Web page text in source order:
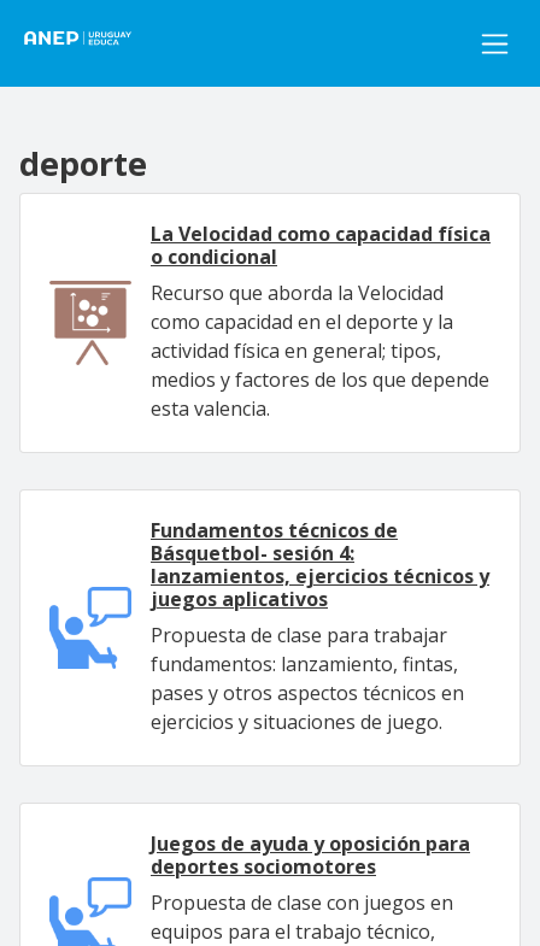
deporte
La Velocidad como capacidad física
o condicional
Recurso que aborda la Velocidad
como capacidad en el deporte y la
actividad física en general; tipos,
medios y factores de los que depende
esta valencia.
Fundamentos técnicos de
Básquetbol- sesión 4:
lanzamientos, ejercicios técnicos y
juegos aplicativos
Propuesta de clase para trabajar
fundamentos: lanzamiento, fintas,
pases y otros aspectos técnicos en
ejercicios y situaciones de juego.
Juegos de ayuda y oposición para
deportes sociomotores
Propuesta de clase con juegos en
equipos para el trabajo técnico,